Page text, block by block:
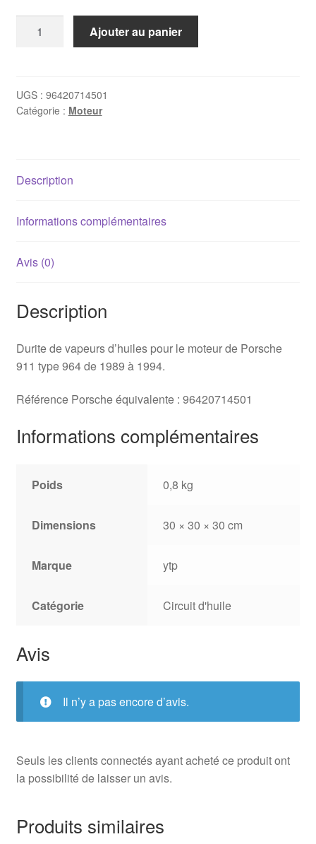
vapeurs
d'huiles
Ajouter au panier
UGS : 96420714501
Catégorie : Moteur
Description
Informations complémentaires
Avis (0)
Description
Durite de vapeurs d’huiles pour le moteur de Porsche
911 type 964 de 1989 à 1994.
Référence Porsche équivalente : 96420714501
Informations complémentaires
Poids 0,8 kg
Dimensions 30 × 30 × 30 cm
Marque ytp
Catégorie Circuit d'huile
Avis
Il n’y a pas encore d’avis.
Seuls les clients connectés ayant acheté ce produit ont
la possibilité de laisser un avis.
Produits similaires